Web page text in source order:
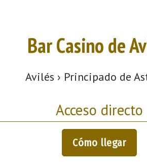
Bar Casino de
Avilés › Principado de
Acceso directo
Cómo llegar